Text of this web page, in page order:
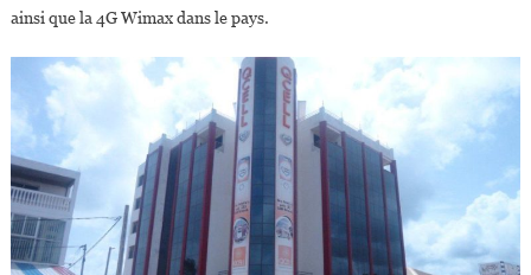
ainsi que la 4G Wimax dans le pays.